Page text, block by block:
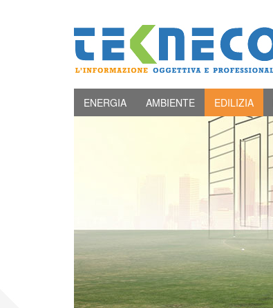
ENERGIA AMBIENTE EDILIZIA